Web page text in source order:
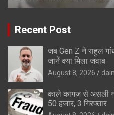
Recent Post
जब Gen Z ने राहुल
जानें क्या मिला जवाब
August 8, 2026
काले कागज से असली
50 हजार, 3 गिरफ्तार